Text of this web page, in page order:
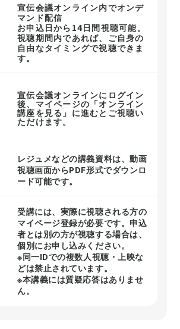
宣伝会議オンライン内でオンデ
マンド配信
お申込日から14日間視聴可能。
視聴期間内であれば、ご自身の
自由なタイミングで視聴できま
す。
宣伝会議オンラインにログイン
後、マイページの「オンライン
講座を見る」に進むとご視聴い
ただけます。
レジュメなどの講義資料は、動画
視聴画面からPDF形式でダウンロ
ード可能です。
受講には、実際に視聴される方の
マイページ登録が必要です。申込
者とは別の方が視聴する場合は、
個別にお申し込みください。
※同一IDでの複数人視聴・上映な
どは禁止されています。
※本講義には質疑応答はありませ
ん。